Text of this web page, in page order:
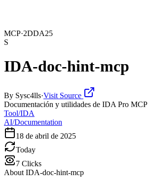
MCP·2DDA25
S
IDA-doc-hint-mcp
By Sysc4lls·Visit Source
Documentación y utilidades de IDA Pro MCP
Tool/IDA
AI/Documentation
18 de abril de 2025
Today
7 Clicks
About IDA-doc-hint-mcp